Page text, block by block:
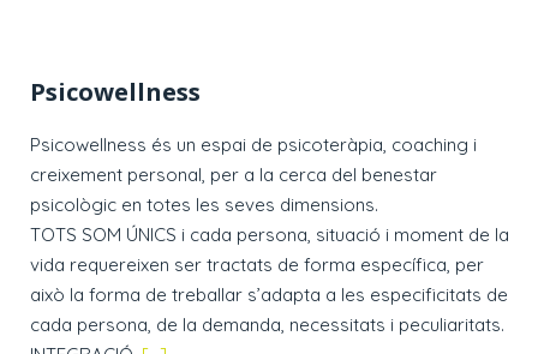
Psicowellness
Psicowellness és un espai de psicoteràpia, coaching i
creixement personal, per a la cerca del benestar
psicològic en totes les seves dimensions.
​TOTS SOM ÚNICS i cada persona, situació i moment de la
vida requereixen ser tractats de forma específica, per
això la forma de treballar s’adapta a les especificitats de
cada persona, de la demanda, necessitats i peculiaritats.